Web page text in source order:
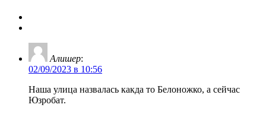
Алишер:
02/09/2023 в 10:56
Наша улица назвалась какда то Белоножко, а сейчас
Юзробат.